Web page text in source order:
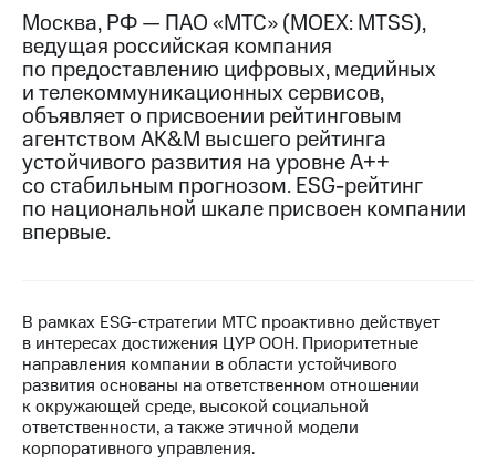
Контакты
Медиа-центр
Пресс-
релизы
МТС
о технологиях
Достижения
Интервью
Контакты
Новости
в
регионе
Москва, РФ — ПАО «МТС» (MOEX: MTSS),
ведущая российская компания
по предоставлению цифровых, медийных
и телекоммуникационных сервисов,
объявляет о присвоении рейтинговым
агентством AK&M высшего рейтинга
устойчивого развития на уровне А++
со стабильным прогнозом. ESG-рейтинг
по национальной шкале присвоен компании
впервые.
В рамках ESG-стратегии МТС проактивно действует
в интересах достижения ЦУР ООН. Приоритетные
направления компании в области устойчивого
развития основаны на ответственном отношении
к окружающей среде, высокой социальной
ответственности, а также этичной модели
корпоративного управления.